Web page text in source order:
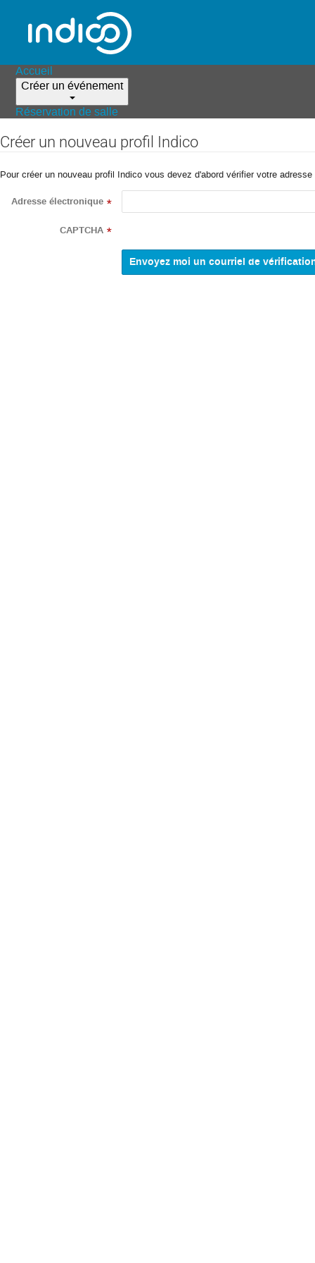
Accueil
Créer un événement
Réservation de salle
Créer un nouveau profil Indico
Pour créer un nouveau profil Indico vous devez d'abord vérifier votre
Adresse électronique *
CAPTCHA *